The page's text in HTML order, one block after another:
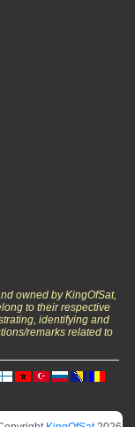
owned by KingOfSat,
to their respective
identifying and
remarks related to